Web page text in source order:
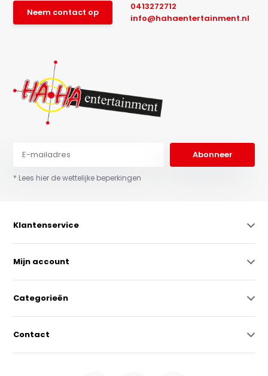
Neem contact op
0413272712
info@hahaentertainment.nl
Abonneer
* Lees hier de wettelijke beperkingen
Klantenservice
Mijn account
Categorieën
Contact